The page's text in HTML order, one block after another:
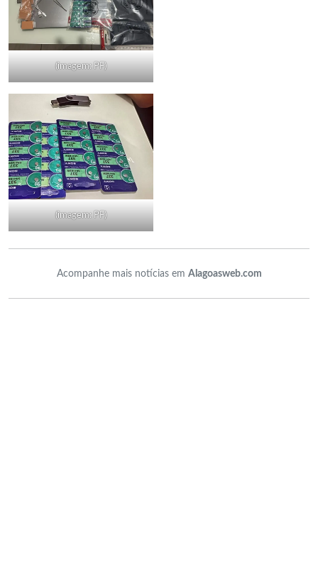
(imagem: PF)
(imagem: PF)
Acompanhe mais notícias em Alagoasweb.com